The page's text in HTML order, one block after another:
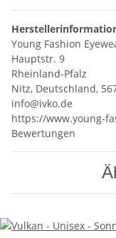
Young Fashion
Hauptstr. 9
Rheinland-Pfalz
Nitz, Deutschland,
info@ivko.de
https://www.young-
Bewertungen